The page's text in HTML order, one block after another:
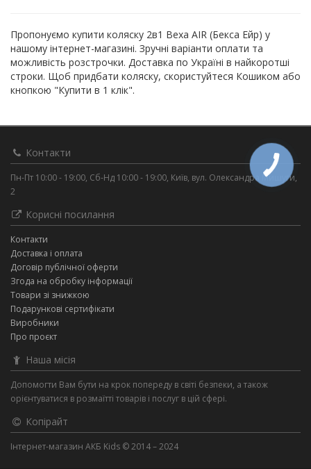
Пропонуємо купити коляску 2в1 Bexa AIR (Бекса Ейр) у
нашому інтернет-магазині. Зручні варіанти оплати та
можливість розстрочки. Доставка по Україні в найкоротші
строки. Щоб придбати коляску, скористуйтеся Кошиком або
кнопкою "Купити в 1 клік".
Контакти
Пн-Пт 10:00 - 19:00, Сб-Нд 10:00 - 19:00, Київ, вул. Олександра Мишуги,
2
Корисні посилання
Контакти
Доставка і оплата
Договір публічної оферти
Згода на обробку інформації
Товари зі знижкою
Подарункові сертифікати
Виробники
Про проєкт
Наша місія
Допомогти Вам бути на крок попереду в світі безпеки, а також
орієнтуватися в розмаїтті товарів і послуг в цій сфері.
Копірайт
Інтернет-магазин АКБ Kids © 2014 – 2024